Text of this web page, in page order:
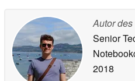
Autor des
Senior
2018